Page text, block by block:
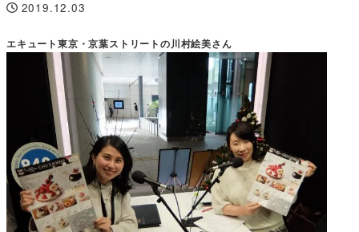
投稿日
2019.12.03
エキュート東京・京葉ストリートの川村絵美さん